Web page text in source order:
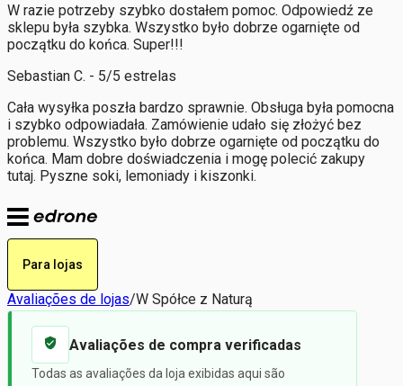
W razie potrzeby szybko dostałem pomoc. Odpowiedź ze
sklepu była szybka. Wszystko było dobrze ogarnięte od
początku do końca. Super!!!
Sebastian C. - 5/5 estrelas
Cała wysyłka poszła bardzo sprawnie. Obsługa była pomocna
i szybko odpowiadała. Zamówienie udało się złożyć bez
problemu. Wszystko było dobrze ogarnięte od początku do
końca. Mam dobre doświadczenia i mogę polecić zakupy
tutaj. Pyszne soki, lemoniady i kiszonki.
Para lojas
Avaliações de lojas/W Spółce z Naturą
Avaliações de compra verificadas
Todas as avaliações da loja exibidas aqui são